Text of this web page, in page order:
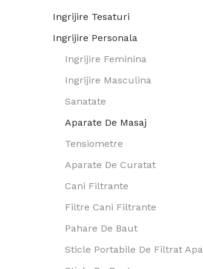
Ingrijire Tesaturi
Ingrijire Personala
Ingrijire Feminina
Ingrijire Masculina
Sanatate
Aparate De Masaj
Tensiometre
Aparate De Curatat
Cani Filtrante
Filtre Cani Filtrante
Pahare De Baut
Sticle Portabile De Filtrat Apa